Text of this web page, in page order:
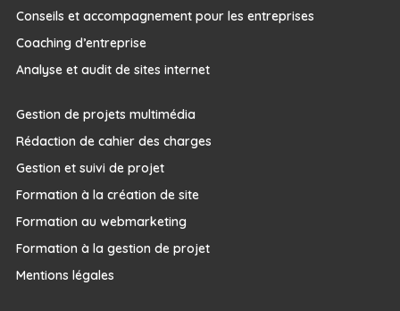
Conseils et accompagnement pour les entreprises
Coaching d’entreprise
Analyse et audit de sites internet
Gestion de projets multimédia
Rédaction de cahier des charges
Gestion et suivi de projet
Formation à la création de site
Formation au webmarketing
Formation à la gestion de projet
Mentions légales